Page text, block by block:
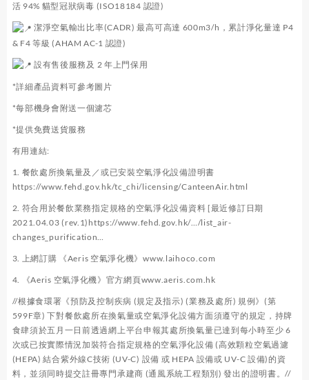
活 94% 貓型冠狀病毒 (ISO18184 認證)
潔淨空氣輸出比率(CADR) 最高可高達 600m3/h，累計淨化量達 P4
& F4 等級 (AHAM AC-1 認證)
設有售後服務及 2 年上門保用
*詳細產品資料可參考圖片
*每部機身會附送一個濾芯
*提供免費送貨服務
有用連結:
1. 餐飲處所換氣量及／或已安裝空氣淨化設備證明書
https://www.fehd.gov.hk/tc_chi/licensing/CanteenAir.html
2. 符合用於餐飲業務指定規格的空氣淨化設備資料 [最近修訂日期
2021.04.03 (rev.1) https://www.fehd.gov.hk/…/list_air-
changes_purification…
3. 上網訂購 《Aeris 空氣淨化機》www.laihoco.com
4. 《Aeris 空氣淨化機》官方網頁www.aeris.com.hk
//根據食環署《預防及控制疾病 (規定及指示) (業務及處所) 規例》(第
599F章) 下對餐飲處所在換氣量或空氣淨化設備方面須遵守的規定，持牌
食肆須於五月一日前透過網上平台申報其處所換氣量已達到每小時至少 6
次或已按實際情況加裝符合指定規格的空氣淨化設備 (高效顆粒空氣過濾
(HEPA) 結合紫外線C技術 (UV-C) 設備 或 HEPA 設備或 UV-C 設備)的資
料，並須同時提交註冊專門承建商 (通風系統工程類別) 發出的證明書。//